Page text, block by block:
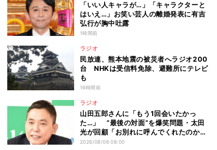
「いい人キャラが…」「キャラクターと
はいえ…」お笑い芸人の離婚発表に有吉
弘行が胸中吐露
1時間前
ラジオ
民放連、熊本地震の被災者へラジオ200
台 NHKは受信料免除、避難所にテレビ
も
16時間前
ラジオ
山田五郎さんに「もう1回会いたかっ
た…」 “最後の対面”を爆笑問題・太田
光が回顧「お別れに呼んでくれたのか
な」
2026/08/06 08:00